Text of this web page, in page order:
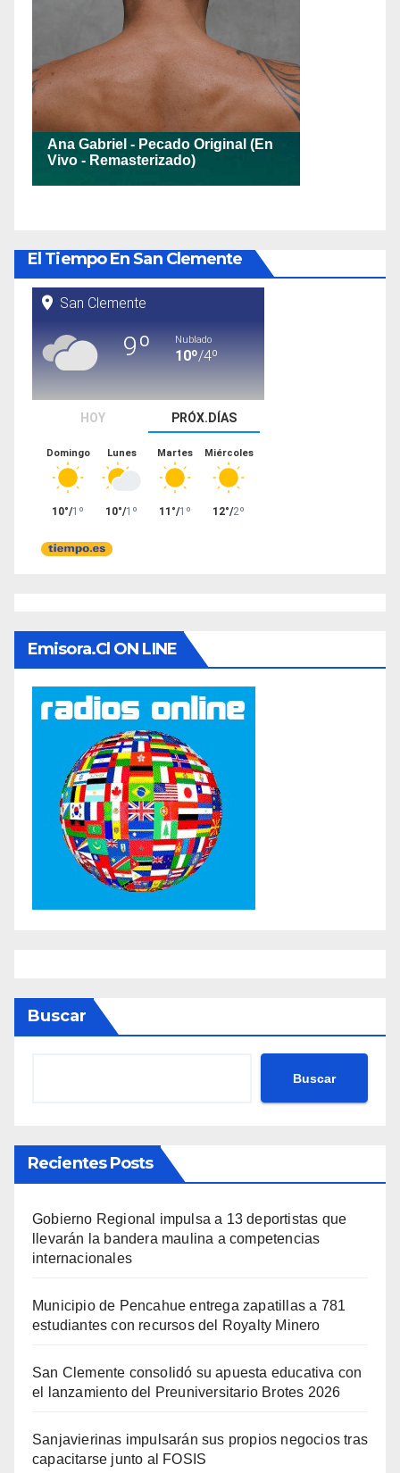
El Tiempo En San Clemente
Emisora.cl ON LINE
Buscar
Buscar
Recientes Posts
Gobierno Regional impulsa a 13 deportistas que
llevarán la bandera maulina a competencias
internacionales
Municipio de Pencahue entrega zapatillas a 781
estudiantes con recursos del Royalty Minero
San Clemente consolidó su apuesta educativa con
el lanzamiento del Preuniversitario Brotes 2026
Sanjavierinas impulsarán sus propios negocios tras
capacitarse junto al FOSIS